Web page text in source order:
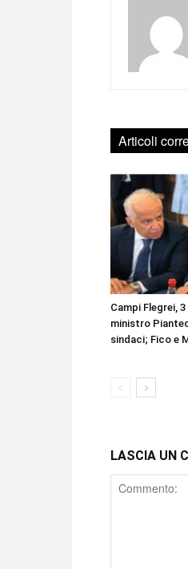
Articoli
Campi Flegrei,
ministro
sindaci; Fico e
LASCIA UN
Comment